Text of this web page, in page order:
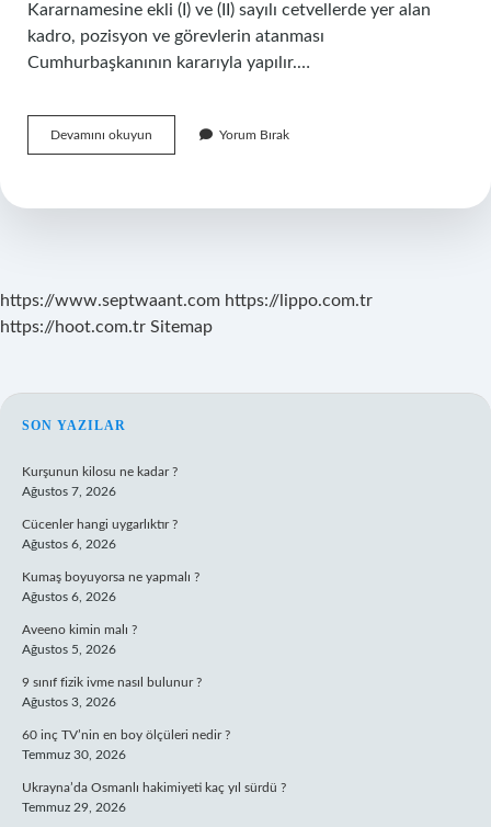
Kararnamesine ekli (I) ve (II) sayılı cetvellerde yer alan
kadro, pozisyon ve görevlerin atanması
Cumhurbaşkanının kararıyla yapılır.…
Devamını okuyun Bakanların
Atama
Mı
Yorum Bırak
https://www.septwaant.com https://lippo.com.tr
https://hoot.com.tr Sitemap
SIDEBAR
SON YAZILAR
Kurşunun kilosu ne kadar ?
Ağustos 7, 2026
Cücenler hangi uygarlıktır ?
Ağustos 6, 2026
Kumaş boyuyorsa ne yapmalı ?
Ağustos 6, 2026
Aveeno kimin malı ?
Ağustos 5, 2026
9 sınıf fizik ivme nasıl bulunur ?
Ağustos 3, 2026
60 inç TV’nin en boy ölçüleri nedir ?
Temmuz 30, 2026
Ukrayna’da Osmanlı hakimiyeti kaç yıl sürdü ?
Temmuz 29, 2026